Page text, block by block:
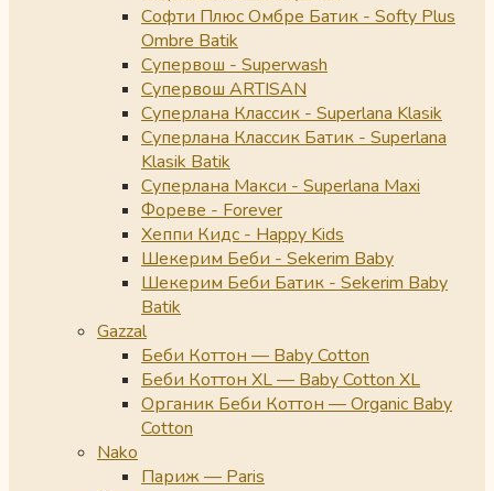
Софти Плюс Омбре Батик - Softy Plus
Ombre Batik
Супервош - Superwash
Супервош ARTISAN
Суперлана Классик - Superlana Klasik
Суперлана Классик Батик - Superlana
Klasik Batik
Суперлана Макси - Superlana Maxi
Фореве - Forever
Хеппи Кидс - Happy Kids
Шекерим Беби - Sekerim Baby
Шекерим Беби Батик - Sekerim Baby
Batik
Gazzal
Беби Коттон — Baby Cotton
Беби Коттон XL — Baby Cotton XL
Органик Беби Коттон — Organic Baby
Cotton
Nako
Париж — Paris